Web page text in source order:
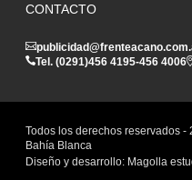
CONTACTO
Tel. (0291)456 4195-456 4006
Todos los derechos reservados -
Bahía Blanca
Diseño y desarrollo: Magolla